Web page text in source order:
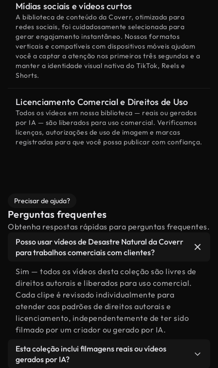
Mídias sociais e vídeos curtos
A biblioteca de conteúdo da Coverr, otimizada para
redes sociais, foi cuidadosamente selecionada para
gerar engajamento instantâneo. Nossos formatos
verticais e compatíveis com dispositivos móveis ajudam
você a captar a atenção nos primeiros três segundos e a
manter a identidade visual nativa do TikTok, Reels e
Shorts.
Licenciamento Comercial e Direitos de Uso
Todos os vídeos em nossa biblioteca — reais ou gerados
por IA — são liberados para uso comercial. Verificamos
licenças, autorizações de uso de imagem e marcas
registradas para que você possa publicar com confiança.
Precisar de ajuda?
Perguntas frequentes
Obtenha respostas rápidas para perguntas frequentes.
Posso usar vídeos de Desastre Natural da Coverr
para trabalhos comerciais com clientes?
Sim — todos os vídeos desta coleção são livres de
direitos autorais e liberados para uso comercial.
Cada clipe é revisado individualmente para
atender aos padrões de direitos autorais e
licenciamento, independentemente de ter sido
filmado por um criador ou gerado por IA.
Esta coleção inclui filmagens reais ou vídeos
gerados por IA?